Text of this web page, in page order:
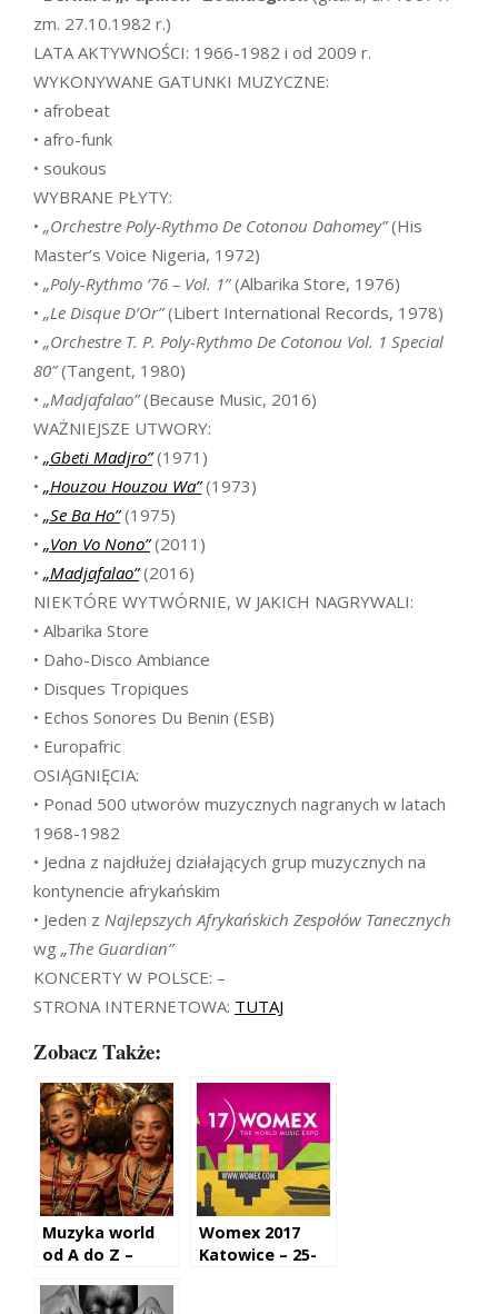
zm. 27.10.1982 r.)
LATA AKTYWNOŚCI: 1966-1982 i od 2009 r.
WYKONYWANE GATUNKI MUZYCZNE:
• afrobeat
• afro-funk
• soukous
WYBRANE PŁYTY:
• „Orchestre Poly-Rythmo De Cotonou Dahomey”(His
Master’s Voice Nigeria, 1972)
• „Poly-Rythmo ’76 – Vol. 1”(Albarika Store, 1976)
• „Le Disque D’Or”(Libert International Records, 1978)
• „Orchestre T. P. Poly-Rythmo De Cotonou Vol. 1 Special
80”(Tangent, 1980)
• „Madjafalao”(Because Music, 2016)
WAŻNIEJSZE UTWORY:
• „Gbeti Madjro”(1971)
• „Houzou Houzou Wa”(1973)
• „Se Ba Ho”(1975)
• „Von Vo Nono”(2011)
• „Madjafalao”(2016)
NIEKTÓRE WYTWÓRNIE, W JAKICH NAGRYWALI:
• Albarika Store
• Daho-Disco Ambiance
• Disques Tropiques
• Echos Sonores Du Benin (ESB)
• Europafric
OSIĄGNIĘCIA:
• Ponad 500 utworów muzycznych nagranych w latach
1968-1982
• Jedna z najdłużej działających grup muzycznych na
kontynencie afrykańskim
• Jeden z Najlepszych Afrykańskich Zespołów Tanecznych
wg „The Guardian”
KONCERTY W POLSCE: –
STRONA INTERNETOWA: TUTAJ
Zobacz Także:
Muzyka world
od A do Z –
Womex 2017
Katowice – 25-